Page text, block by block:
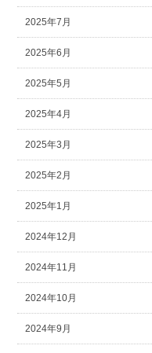
2025年7月
2025年6月
2025年5月
2025年4月
2025年3月
2025年2月
2025年1月
2024年12月
2024年11月
2024年10月
2024年9月